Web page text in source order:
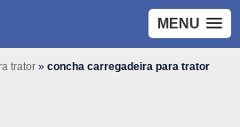
MENU
trator » concha carregadeira para trator